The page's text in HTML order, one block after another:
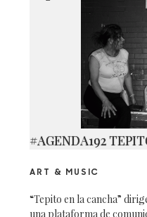
#AGENDA192
ART & MUSIC
“Tepito en la cancha”
una plataforma de